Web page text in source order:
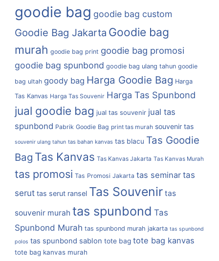
goodie bag goodie bag custom
Goodie Bag Jakarta Goodie bag
murah goodie bag print goodie bag promosi
goodie bag spunbond goodie bag ulang tahun goodie
bag ultah goody bag Harga Goodie Bag Harga
Tas Kanvas Harga Tas Souvenir Harga Tas Spunbond
jual goodie bag jual tas souvenir jual tas
spunbond Pabrik Goodie Bag print tas murah souvenir tas
souvenir ulang tahun tas bahan kanvas tas blacu Tas Goodie
Bag Tas Kanvas Tas Kanvas Jakarta Tas Kanvas Murah
tas promosi Tas Promosi Jakarta tas seminar tas
serut tas serut ransel Tas Souvenir tas
souvenir murah tas spunbond Tas
Spunbond Murah tas spunbond murah jakarta tas spunbond
polos tas spunbond sablon tote bag tote bag kanvas
tote bag kanvas murah